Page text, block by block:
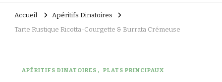
Accueil
Apéritifs Dinatoires
Tarte Rustique Ricotta-Courgette & Burrata Crémeuse
APÉRITIFS DINATOIRES PLATS PRINCIPAUX